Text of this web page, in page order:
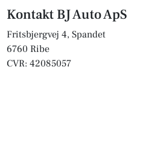
Kontakt BJ Auto ApS
Fritsbjergvej 4, Spandet
6760 Ribe
CVR: 42085057